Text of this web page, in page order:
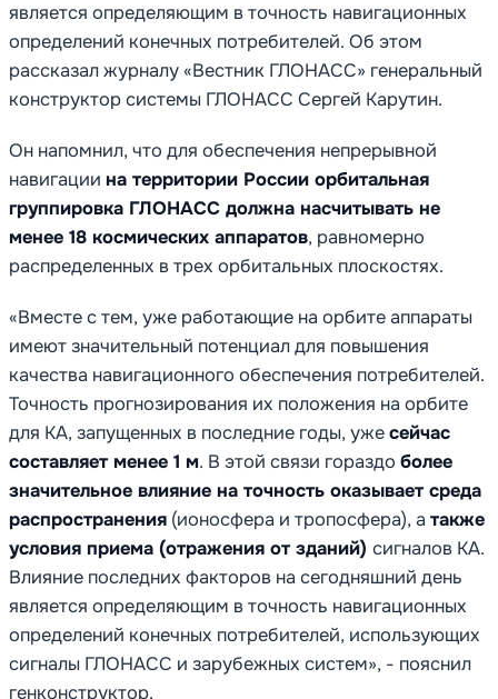
является определяющим в точность навигационных
определений конечных потребителей. Об этом
рассказал журналу «Вестник ГЛОНАСС» генеральный
конструктор системы ГЛОНАСС Сергей Карутин.
Он напомнил, что для обеспечения непрерывной
навигации на территории России орбитальная
группировка ГЛОНАСС должна насчитывать не
менее 18 космических аппаратов, равномерно
распределенных в трех орбитальных плоскостях.
«Вместе с тем, уже работающие на орбите аппараты
имеют значительный потенциал для повышения
качества навигационного обеспечения потребителей.
Точность прогнозирования их положения на орбите
для КА, запущенных в последние годы, ужесейчас
составляет менее 1 м. В этой связи гораздо более
значительное влияние на точность оказывает среда
распространения (ионосфера и тропосфера), а также
условия приема (отражения от зданий) сигналов КА.
Влияние последних факторов на сегодняшний день
является определяющим в точность навигационных
определений конечных потребителей, использующих
сигналы ГЛОНАСС и зарубежных систем», - пояснил
генконструктор.